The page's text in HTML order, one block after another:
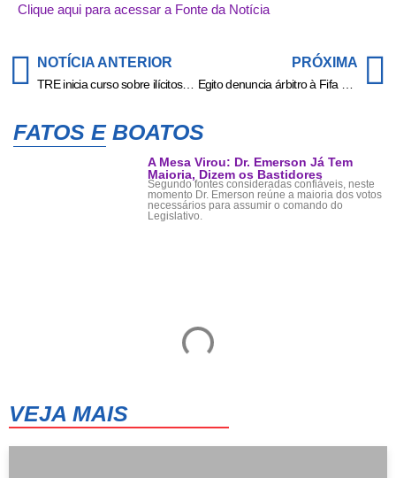
Clique aqui para acessar a Fonte da Notícia
NOTÍCIA ANTERIOR
TRE inicia curso sobre ilícitos eleitorais, abuso de poder e condutas vedadas – O Mato Grosso
PRÓXIMA
FATOS E BOATOS
A Mesa Virou: Dr. Emerson Já Tem
Maioria, Dizem os Bastidores
Segundo fontes consideradas confiáveis, neste
momento Dr. Emerson reúne a maioria dos votos
necessários para assumir o comando do
Legislativo.
VEJA MAIS